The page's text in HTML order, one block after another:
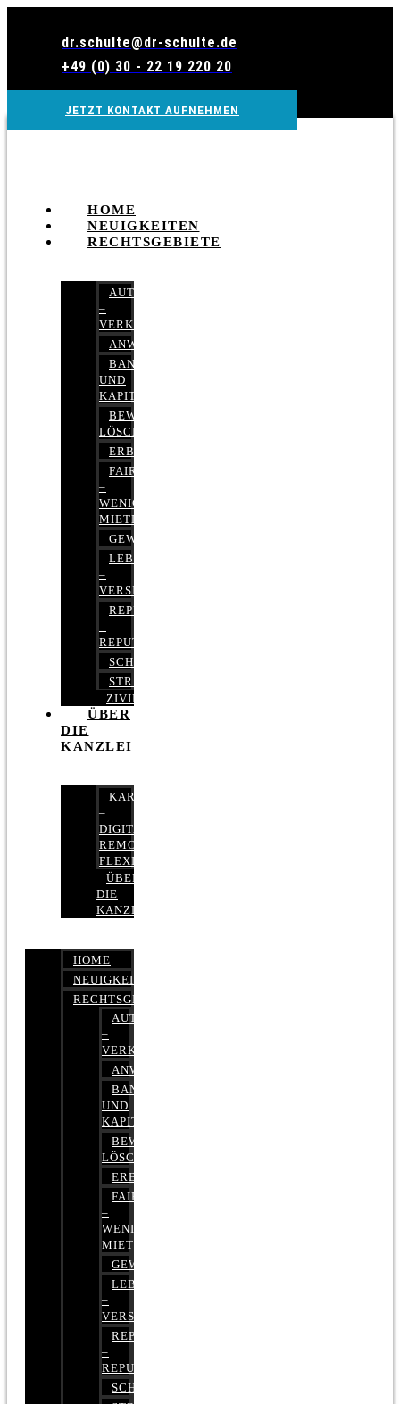
dr.schulte@dr-schulte.de
+49 (0) 30 - 22 19 220 20
JETZT KONTAKT AUFNEHMEN
HOME
NEUIGKEITEN
RECHTSGEBIETE
AUTOBETRUG
–
VERKEHRSRECHT
ANWALTSHAFTUNGSRECHT
BANK-
UND
KAPITALMARKTRECHT
BEWERTUNGEN
LÖSCHEN
ERBRECHT
FAIRMIETEN
–
WENIGER
MIETE
GEWERBERECHT
LEBENSVERSICHERUNG
–
VERSICHERUNGSRECHT
REPUTATIONSRECHT
–
REPUTATIONSMANAGEMENT
SCHUFARECHT
STRAFRECHT
ZIVILRECHT
ÜBER
DIE
KANZLEI
KARRIERE
–
DIGITAL,
REMOTE,
FLEXIBEL
ÜBER
DIE
KANZLEI
HOME
NEUIGKEITEN
RECHTSGEBIETE
AUTOBETRUG
–
VERKEHRSRECHT
ANWALTSHAFTUNGSRECHT
BANK-
UND
KAPITALMARKTRECHT
BEWERTUNGEN
LÖSCHEN
ERBRECHT
FAIRMIETEN
–
WENIGER
MIETE
GEWERBERECHT
LEBENSVERSICHERUNG
–
VERSICHERUNGSRECHT
REPUTATIONSRECHT
–
REPUTATIONSMANAGEMENT
SCHUFARECHT